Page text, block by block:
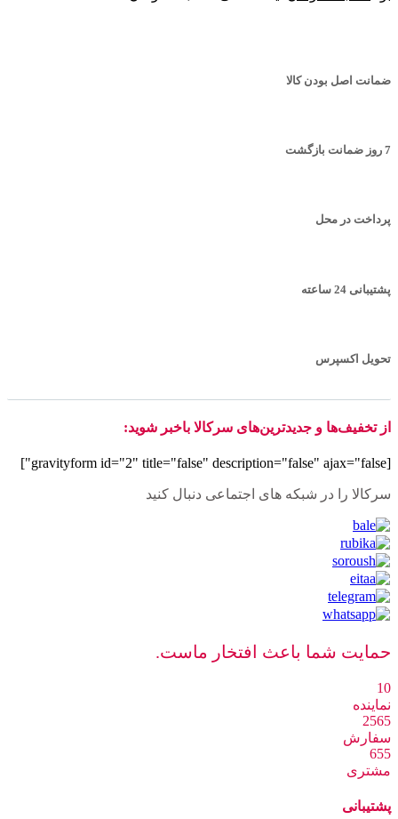
ضمانت اصل بودن کالا
7 روز ضمانت بازگشت
پرداخت در محل
پشتیبانی 24 ساعته
تحویل اکسپرس
از تخفیف‌ها و جدیدترین‌های سرکالا باخبر شوید:
[gravityform id="2" title="false" description="false" ajax="false"]
سرکالا را در شبکه های اجتماعی دنبال کنید
حمایت شما باعث افتخار ماست.
10
نماینده
2565
سفارش
655
مشتری
پشتیبانی